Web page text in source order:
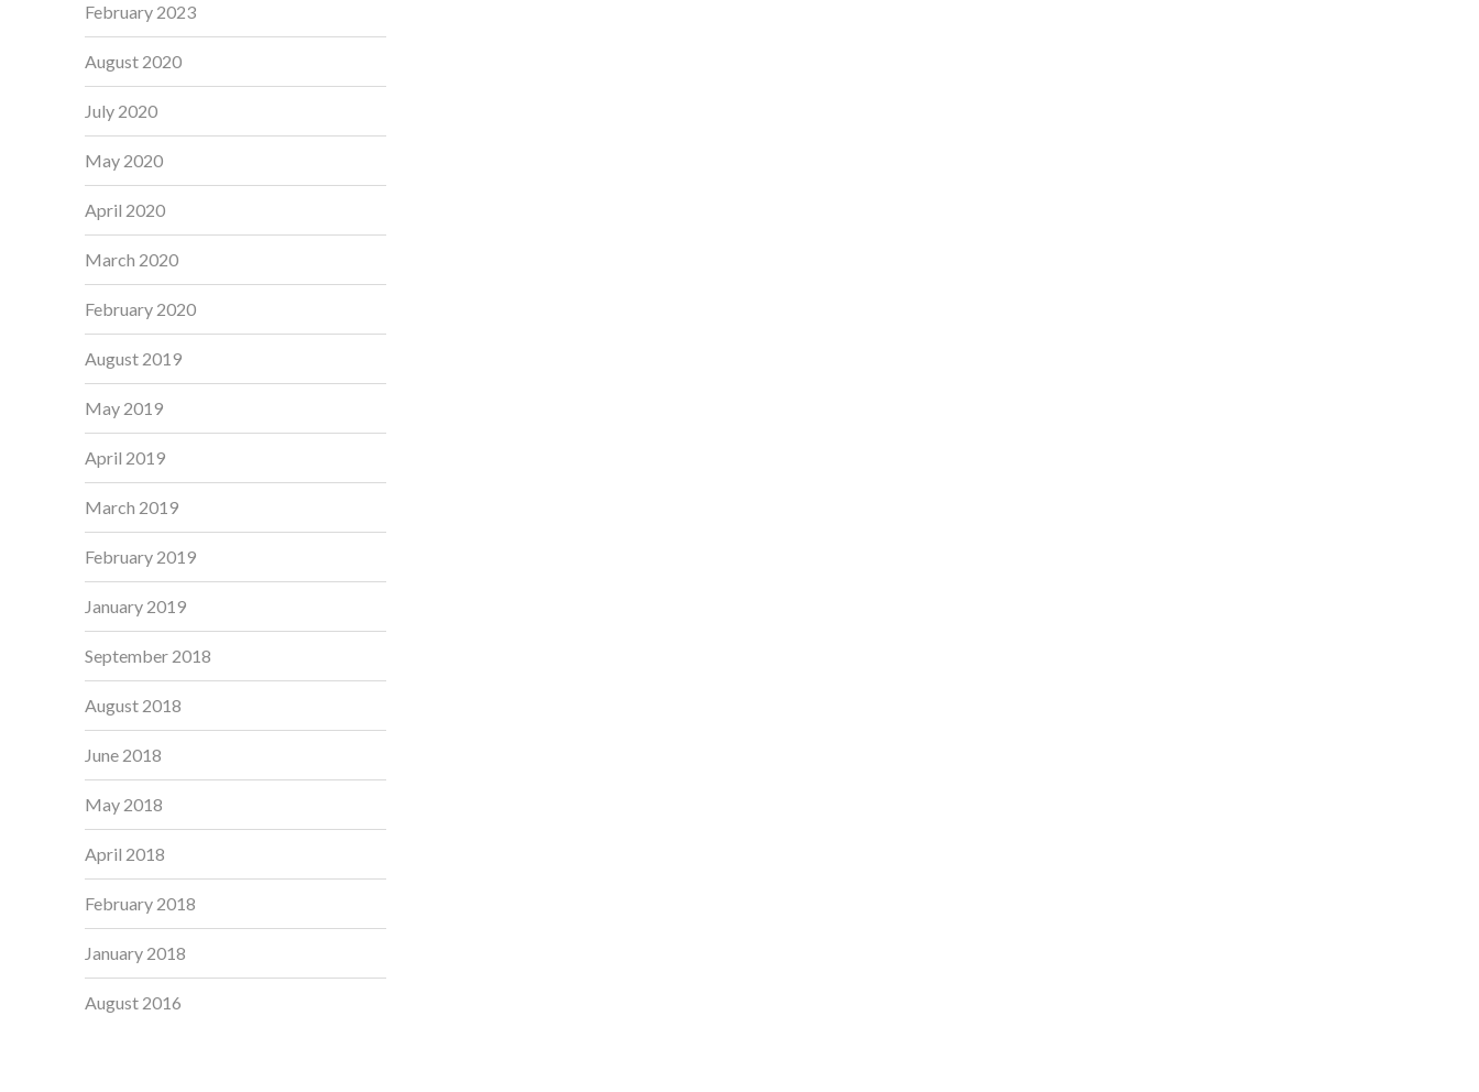
February 2023
August 2020
July 2020
May 2020
April 2020
March 2020
February 2020
August 2019
May 2019
April 2019
March 2019
February 2019
January 2019
September 2018
August 2018
June 2018
May 2018
April 2018
February 2018
January 2018
August 2016